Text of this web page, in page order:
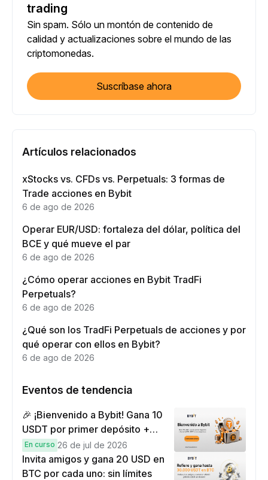
trading
Sin spam. Sólo un montón de contenido de
calidad y actualizaciones sobre el mundo de las
criptomonedas.
Suscríbase ahora
Artículos relacionados
xStocks vs. CFDs vs. Perpetuals: 3 formas de
Trade acciones en Bybit
6 de ago de 2026
Operar EUR/USD: fortaleza del dólar, política del
BCE y qué mueve el par
6 de ago de 2026
¿Cómo operar acciones en Bybit TradFi
Perpetuals?
6 de ago de 2026
¿Qué son los TradFi Perpetuals de acciones y por
qué operar con ellos en Bybit?
6 de ago de 2026
Eventos de tendencia
🎉 ¡Bienvenido a Bybit! Gana 10
USDT por primer depósito +
hasta 9,999 USDT en
recompensas
En curso 26 de jul de 2026
Invita amigos y gana 20 USD en
BTC por cada uno: sin límites